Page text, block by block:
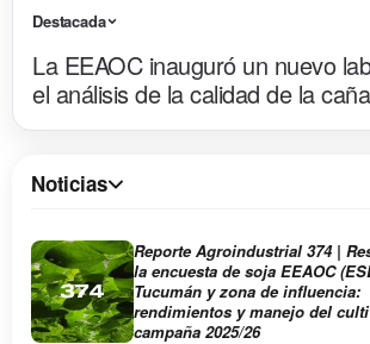
Destacada
La EEAOC inauguró un nuevo
el análisis de la calidad de la
Noticias
Reporte Agroindustrial 374 |
la encuesta de soja EEAOC
Tucumán y zona de influencia:
rendimientos y manejo del
campaña 2025/26